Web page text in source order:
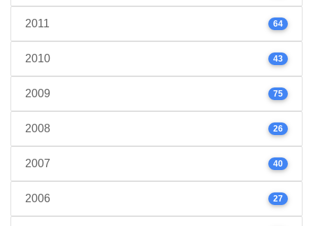
2011 64
2010 43
2009 75
2008 26
2007 40
2006 27